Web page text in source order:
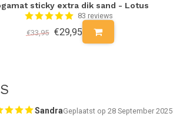
sticky extra dik sand - Lotus
83 reviews
€33,95
€29,95
SandraGeplaatst op 28 September 2025